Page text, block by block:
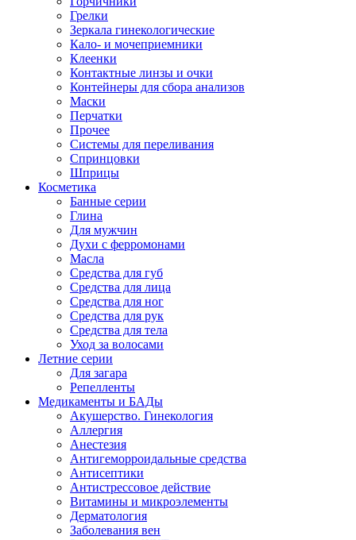
Грелки
Зеркала гинекологические
Кало- и мочеприемники
Клеенки
Контактные линзы и очки
Контейнеры для сбора анализов
Маски
Перчатки
Прочее
Системы для переливания
Спринцовки
Шприцы
Косметика
Банные серии
Глина
Для мужчин
Духи с ферромонами
Масла
Средства для губ
Средства для лица
Средства для ног
Средства для рук
Средства для тела
Уход за волосами
Летние серии
Для загара
Репелленты
Медикаменты и БАДы
Акушерство. Гинекология
Аллергия
Анестезия
Антигеморроидальные средства
Антисептики
Антистрессовое действие
Витамины и микроэлементы
Дерматология
Заболевания вен